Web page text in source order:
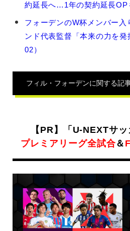
ル・
フ
の
記
約延長へ…1年の契約延長OP
フォーデンのW杯メンバー
ンド代表監督「本来の力を
02）
フィル・フォーデンに関する記
【PR】「U-NEXTサ
プレミアリーグ全試合＆